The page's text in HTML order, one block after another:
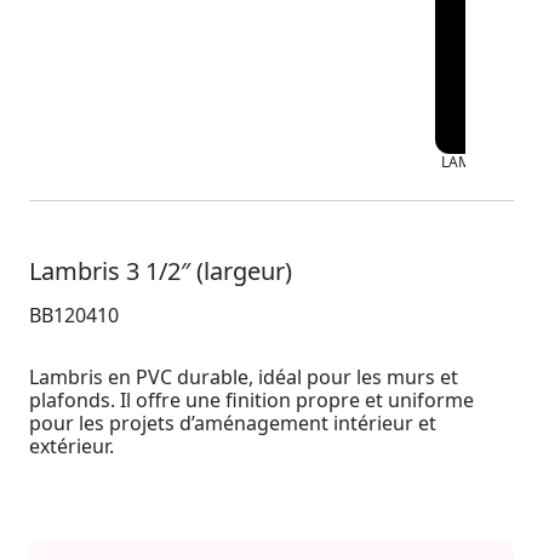
LAMBRIS
Lambris 3 1/2″ (largeur)
BB120410
Lambris en PVC durable, idéal pour les murs et
plafonds. Il offre une finition propre et uniforme
pour les projets d’aménagement intérieur et
extérieur.